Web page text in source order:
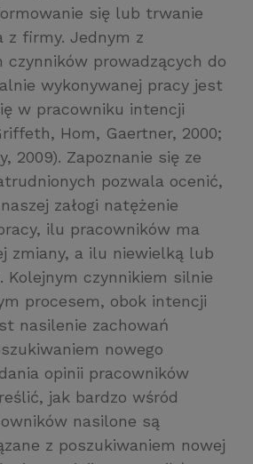
się lub trwanie
z firmy. Jednym z
czynników prowadzących do
wykonywanej pracy jest
w pracowniku intencji
Hom, Gaertner, 2000;
2009). Zapoznanie się ze
pozwala ocenić,
załogi natężenie
ilu pracowników ma
zmiany, a ilu niewielką lub
Kolejnym czynnikiem silnie
procesem, obok intencji
nasilenie zachowań
nowego
opinii pracowników
jak bardzo wśród
nasilone są
z poszukiwaniem nowej